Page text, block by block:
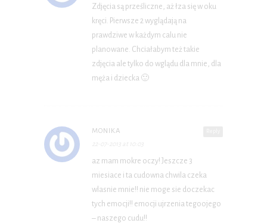
Zdjęcia są prześliczne, aż łza się w oku
kręci. Pierwsze 2 wyglądają na
prawdziwe w każdym calu nie
planowane. Chciałabym też takie
zdjęcia ale tylko do wglądu dla mnie, dla
męża i dziecka 🙂
MONIKA
az mam mokre oczy! Jeszcze 3
miesiace i ta cudowna chwila czeka
wlasnie mnie!! nie moge sie doczekac
tych emocji!! emocji ujrzenia tegoojego
– naszego cudu!!